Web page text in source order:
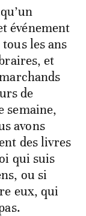
événement
les ans
et
de
semaine,
avons
des livres
qui suis
ou si
eux, qui